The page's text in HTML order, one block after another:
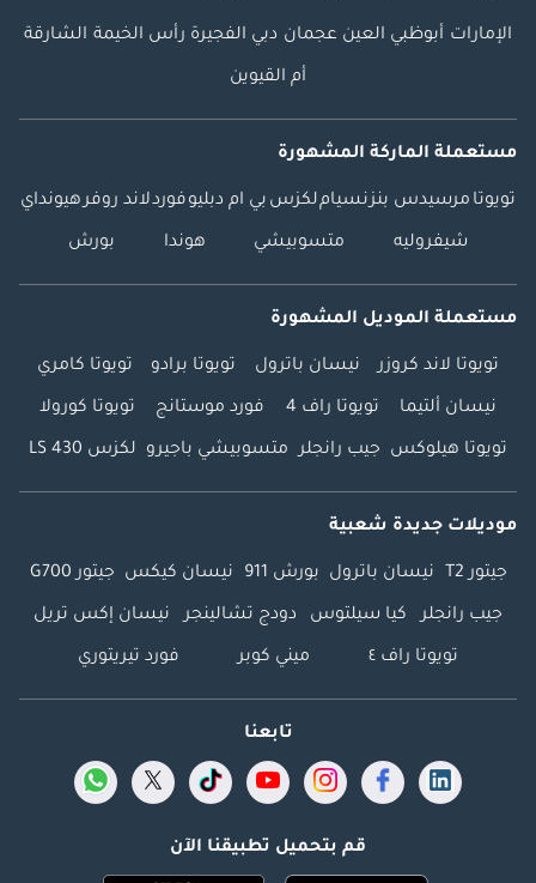
الإمارات أبوظبي العين عجمان دبي الفجيرة رأس الخيمة الشارقة
أم القيوين
مستعملة الماركة المشهورة
تويوتا مرسيدس بنزنسياملكزس بي ام دبليوفوردلاند روفرهيونداي
شيفروليه متسوبيشي هوندا بورش
مستعملة الموديل المشهورة
تويوتا لاند كروزر نيسان باترول تويوتا برادو تويوتا كامري
نيسان ألتيما تويوتا راف 4 فورد موستانج تويوتا كورولا
تويوتا هيلوكس جيب رانجلر متسوبيشي باجيرو لكزس LS 430
موديلات جديدة شعبية
جيتور T2 نيسان باترول بورش 911 نيسان كيكس جيتور G700
جيب رانجلر كيا سيلتوس دودج تشالينجر نيسان إكس تريل
تويوتا راف ٤ ميني كوبر فورد تيريتوري
تابعنا
قم بتحميل تطبيقنا الآن